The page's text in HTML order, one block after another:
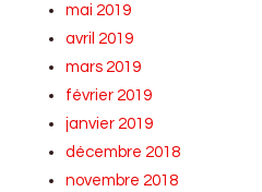
mai 2019
avril 2019
mars 2019
février 2019
janvier 2019
décembre 2018
novembre 2018